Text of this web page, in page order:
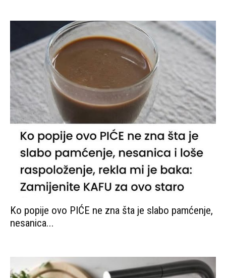
Ko popije ovo PIĆE ne zna šta je slabo pamćenje,
nesanica...